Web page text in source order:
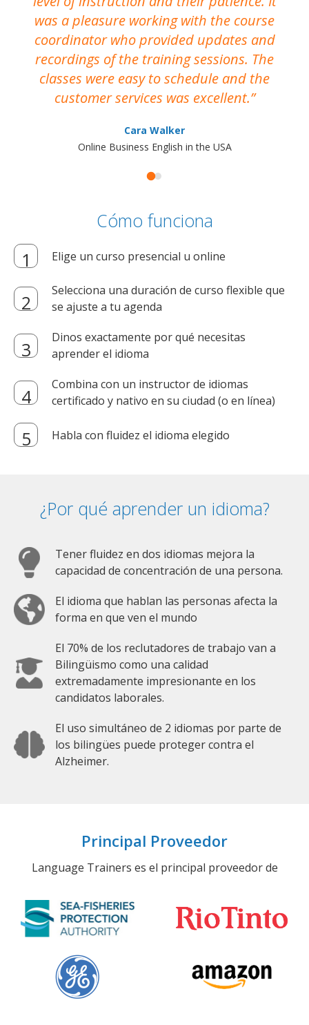
was a pleasure working with the course
coordinator who provided updates and
recordings of the training sessions. The
classes were easy to schedule and the
customer services was excellent.
Cara Walker
Online Business English in the USA
Cómo funciona
Elige un curso presencial u online
Selecciona una duración de curso flexible que
se ajuste a tu agenda
Dinos exactamente por qué necesitas
aprender el idioma
Combina con un instructor de idiomas
certificado y nativo en su ciudad (o en línea)
Habla con fluidez el idioma elegido
¿Por qué aprender un idioma?
Tener fluidez en dos idiomas mejora la
capacidad de concentración de una persona.
El idioma que hablan las personas afecta la
forma en que ven el mundo
El 70% de los reclutadores de trabajo van a
Bilingüismo como una calidad
extremadamente impresionante en los
candidatos laborales.
El uso simultáneo de 2 idiomas por parte de
los bilingües puede proteger contra el
Alzheimer.
Principal Proveedor
Language Trainers es el principal proveedor de